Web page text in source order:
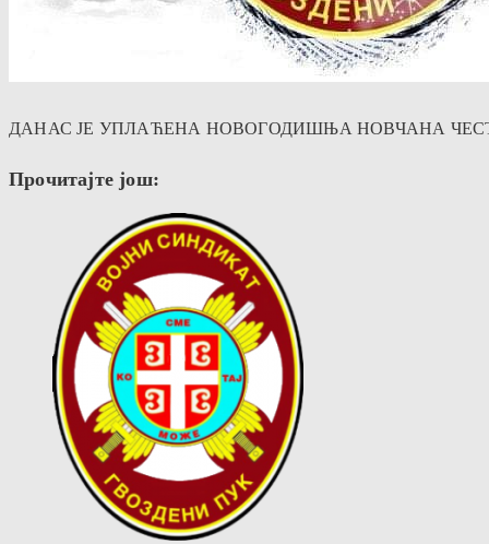
ДАНАС ЈЕ УПЛАЋЕНА НОВОГОДИШЊА НОВЧАНА
Прочитајте још: